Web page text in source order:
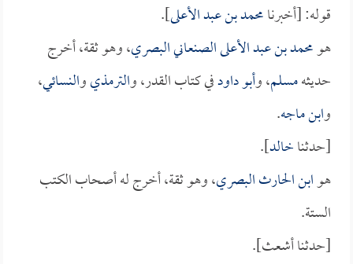
قوله: [أخبرنامحمد بن عبد الأعلى].
هومحمد بن عبد الأعلى الصنعاني البصري، وهو ثقة، أخرج
حديثهمسلم، وأبو داودفي كتاب القدر، والترمذيوالنسائي،
وابن ماجه.
[حدثناخالد].
هوابن الحارث البصري، وهو ثقة، أخرج له أصحاب الكتب
الستة.
[حدثنا أشعث].